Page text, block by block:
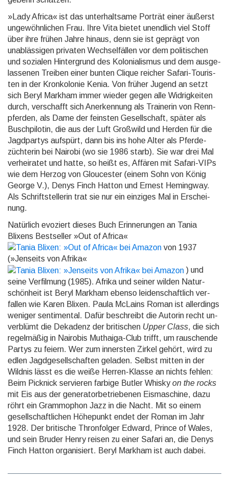
»Lady Africa« ist das unter­halt­same Porträt einer äußerst
unge­wöhn­lichen Frau. Ihre Vita bietet un­end­lich viel Stoff
über ihre frühen Jahre hinaus, denn sie ist ge­prägt von
unab­lässi­gen privaten Wech­sel­fäl­len vor dem poli­tischen
und sozia­len Hinter­grund des Kolonia­lismus und dem aus­ge­
las­senen Treiben einer bunten Clique rei­cher Safari-Touris­
ten in der Kron­ko­lonie Kenia. Von früher Ju­gend an setzt
sich Beryl Mark­ham immer wie­der gegen alle Widrig­keiten
durch, ver­schafft sich An­er­ken­nung als Traine­rin von Renn­
pferden, als Dame der feins­ten Ge­sell­schaft, später als
Busch­pilotin, die aus der Luft Groß­wild und Herden für die
Jagd­partys auf­spürt, dann bis ins hohe Alter als Pferde­
züch­terin bei Nai­robi (wo sie 1986 starb). Sie war drei Mal
ver­hei­ratet und hatte, so heißt es, Affä­ren mit Safari-VIPs
wie dem Herzog von Glou­cester (einem Sohn von König
George V.), Denys Finch Hatton und Ernest He­ming­way.
Als Schrift­stellerin trat sie nur ein einzi­ges Mal in Er­schei­
nung.
Natürlich evo­ziert dieses Buch Erinne­run­gen an Tania
Blixens Best­seller »Out of Africa«
von 1937
(»Jenseits von Afrika«
) und
seine Ver­fil­mung (1985). Afrika und sei­ner wil­den Na­tur­
schön­heit ist Beryl Mark­ham ebenso lei­den­schaft­lich ver­
fallen wie Karen Blixen. Paula McLains Roman ist aller­dings
weniger sen­ti­mental. Da­für be­schreibt die Autorin recht un­
ver­blümt die Deka­denz der bri­ti­schen Upper Class, die sich
re­gel­mäßig in Nairobis Mu­thaiga-Club trifft, um rau­schende
Partys zu fei­ern. Wer zum inners­ten Zirkel gehört, wird zu
edlen Jagd­gesell­schaften ge­la­den. Selbst mit­ten in der
Wild­nis lässt es die weiße Herren-Klasse an nichts fehlen:
Beim Pick­nick servie­ren farbige But­ler Whiskyon the rocks
mit Eis aus der genera­tor­be­trie­be­nen Eis­maschine, dazu
röhrt ein Grammo­phon Jazz in die Nacht. Mit so einem
gesell­schaft­lichen Hö­he­punkt endet der Roman im Jahr
1928. Der britische Thron­fol­ger Edward, Prince of Wales,
und sein Bruder Henry reisen zu einer Sa­fari an, die Denys
Finch Hatton or­ga­ni­siert. Beryl Mark­ham ist auch dabei.